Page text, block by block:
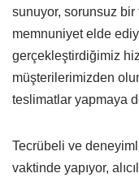
sunuyor, sorunsuz
memnuniyet elde
gerçekleştirdiğimiz
müşterilerimizden
teslimatlar yapmaya
Tecrübeli ve
vaktinde yapıyor,